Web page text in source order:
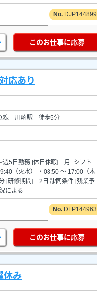
DJP144899
このお仕事に応募
応あり
線 川崎駅 徒歩5分
5日勤務 [休日休暇] 月+シフト
（火水） ・08:50 ～ 17:00（木
[研修期間] 2日間/同条件 [残業予
による
DFP144963
このお仕事に応募
休み